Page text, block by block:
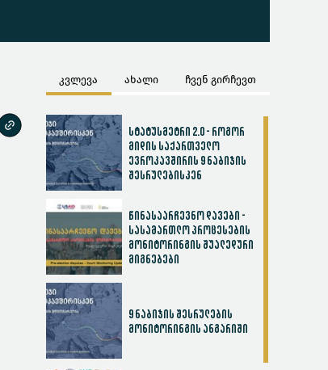
კვლევა ახალი ჩვენ გირჩევთ
სტატუსმეტრი 2.0 - როგორ
მიდის საქართველო
ევროკავშირის 9 ნაბიჯის
შესრულებისკენ
წინასაარჩევნო დავები -
სასამართლო პროცესების
მონიტორინგის შუალედური
მიგნებები
9 ნაბიჯის შესრულების
მონიტორინგის ანგარიში